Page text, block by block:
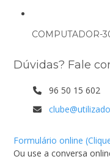
COMPUTADOR-
Dúvidas? Fale
96 50 15 602
Formulário online
Ou use a conversa